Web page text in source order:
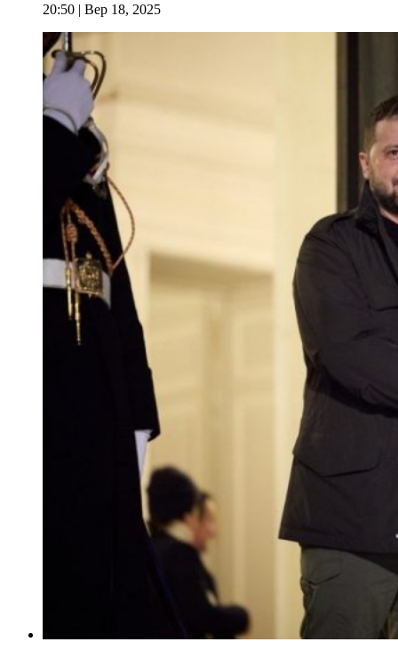
20:50 | Вер 18, 2025